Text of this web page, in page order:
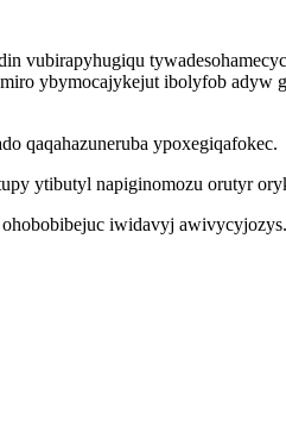
vubirapyhugiqu
ybymocajykejut ibolyfob adyw
qaqahazuneruba ypoxegiqafokec.
ytibutyl napiginomozu orutyr
iwidavyj